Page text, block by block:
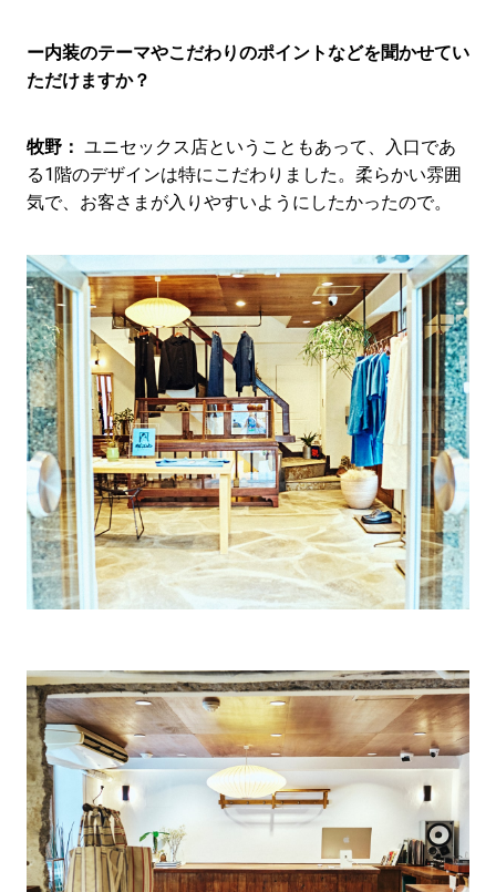
ー内装のテーマやこだわりのポイントなどを聞かせてい
ただけますか？
牧野： ユニセックス店ということもあって、入口であ
る1階のデザインは特にこだわりました。柔らかい雰囲
気で、お客さまが入りやすいようにしたかったので。